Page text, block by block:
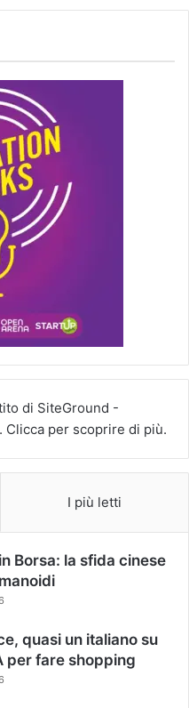
I più letti
Borsa: la sfida cinese
quasi un italiano su
per fare shopping